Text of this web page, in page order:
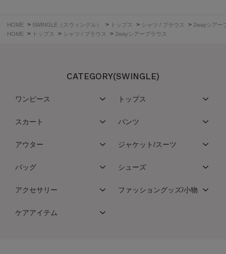
HOME > SWINGLE（スウィングル） > トップス > シャツ / ブラウス > 2wayシアー
HOME > トップス > シャツ / ブラウス > 2wayシアーブラウス
CATEGORY(SWINGLE)
ワンピース トップス
スカート パンツ
アウター ジャケット/スーツ
バッグ シューズ
アクセサリー ファッショングッズ/小物
ケアアイテム